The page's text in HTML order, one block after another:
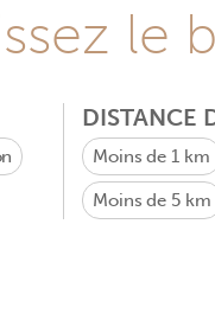
le
DISTANCE
Moins de 1 km
Moins de 5 km